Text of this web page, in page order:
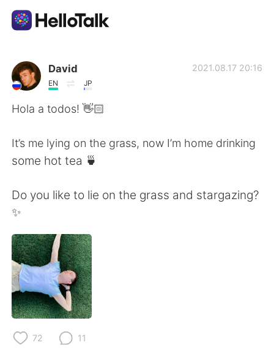
แอปแลกเปลี่ยนทางภาษา
AI Grammar Checker
العربية
Deutsch
한국어
Indonesia
David
EN JP
2021.08.17 20:16
Hola a todos! 👋🏻
It’s me lying on the grass, now I’m home drinking
some hot tea 🍵
Do you like to lie on the grass and stargazing?
✨
72 11